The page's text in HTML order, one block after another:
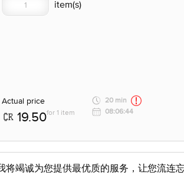
Actual price
19.50for 1 item
20 min
08:06:44
竭诚为您提供最优质的服务，让您流连